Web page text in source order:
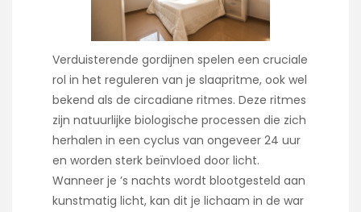
Verduisterende gordijnen spelen een cruciale
rol in het reguleren van je slaapritme, ook wel
bekend als de circadiane ritmes. Deze ritmes
zijn natuurlijke biologische processen die zich
herhalen in een cyclus van ongeveer 24 uur
en worden sterk beïnvloed door licht.
Wanneer je ’s nachts wordt blootgesteld aan
kunstmatig licht, kan dit je lichaam in de war